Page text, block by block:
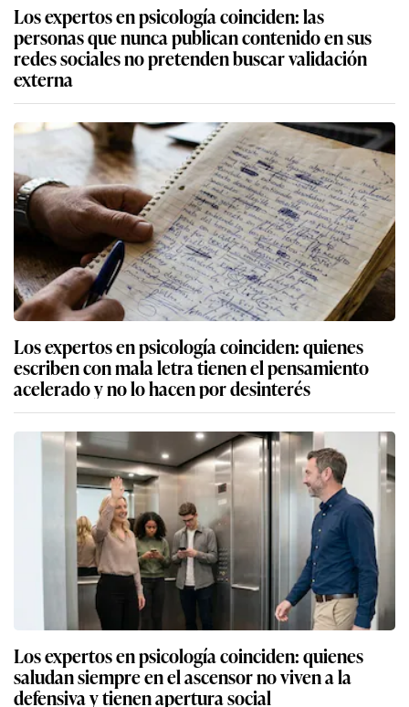
Los expertos en psicología coinciden: las
personas que nunca publican contenido en sus
redes sociales no pretenden buscar validación
externa
Los expertos en psicología coinciden: quienes
escriben con mala letra tienen el pensamiento
acelerado y no lo hacen por desinterés
Los expertos en psicología coinciden: quienes
saludan siempre en el ascensor no viven a la
defensiva y tienen apertura social